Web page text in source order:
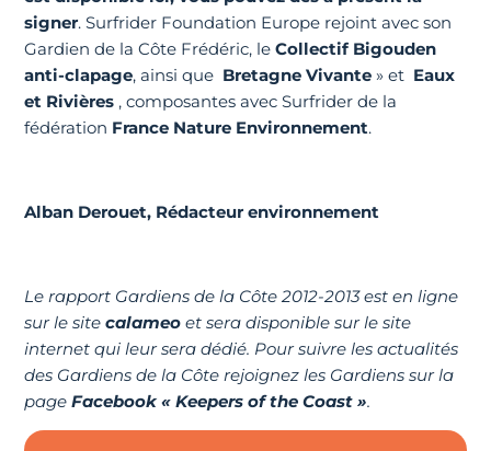
signer. Surfrider Foundation Europe rejoint avec son
Gardien de la Côte Frédéric, leCollectif Bigouden
anti-clapage, ainsi que Bretagne Vivante» et Eaux
et Rivières , composantes avec Surfrider de la
fédération France Nature Environnement.
Alban Derouet, Rédacteur environnement
Le rapport Gardiens de la Côte 2012-2013 est en ligne
sur le sitecalameo et sera disponible sur le site
internet qui leur sera dédié. Pour suivre les actualités
des Gardiens de la Côte rejoignez les Gardiens sur la
pageFacebook « Keepers of the Coast ».